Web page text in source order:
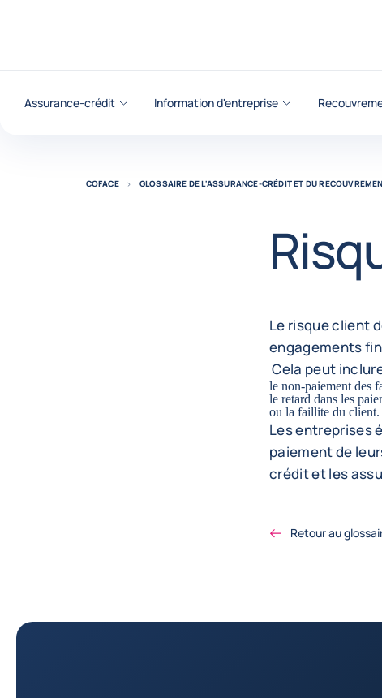
Assurance-crédit Information d'entreprise
COFACE GLOSSAIRE DE L'ASSURANCE-CRÉDIT ET DU
Le risque client
engagements
Cela peut
le non-paiement des
le retard dans les
ou la faillite du client.
Les entreprises
paiement de
crédit et les
Retour au